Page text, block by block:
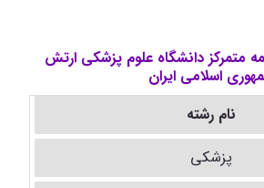
متمرکز دانشگاه علوم پزشکی ارتش
اسلامی ایران
نام رشته
پزشکی